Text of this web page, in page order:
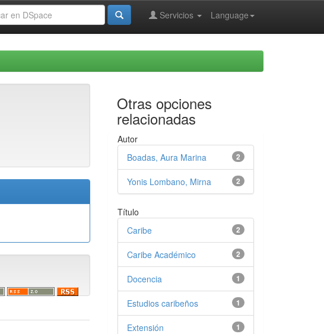
Language
Servicios
Otras opciones
relacionadas
Autor
2
Boadas, Aura Marina
2
Yonis Lombano, Mirna
Título
2
Caribe
2
Caribe Académico
1
Docencia
1
Estudios caribeños
1
Extensión